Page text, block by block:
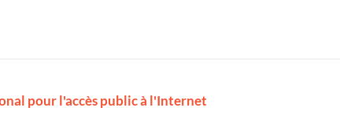
pour l'accès public à l'Internet